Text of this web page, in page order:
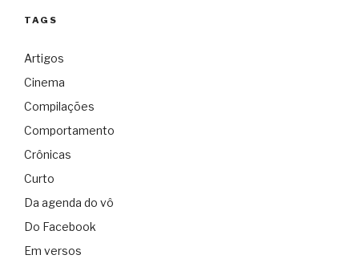
TAGS
Artigos
Cinema
Compilações
Comportamento
Crônicas
Curto
Da agenda do vô
Do Facebook
Em versos